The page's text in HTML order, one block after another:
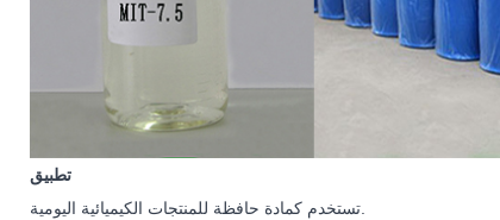
تطبيق
تستخدم كمادة حافظة للمنتجات الكيميائية اليومية.